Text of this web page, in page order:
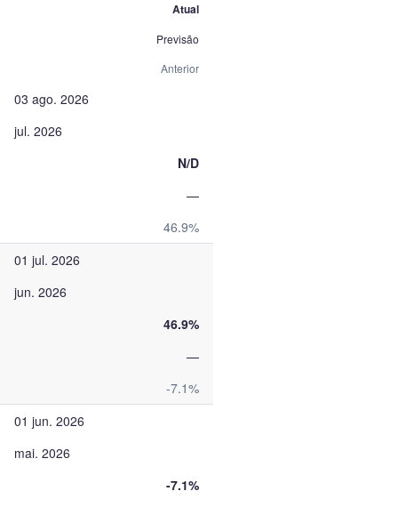
Atual
Previsão
Anterior
03 ago. 2026
jul. 2026
N/D
—
46.9%
01 jul. 2026
jun. 2026
46.9%
—
-7.1%
01 jun. 2026
mai. 2026
-7.1%